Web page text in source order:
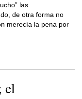
las
de otra forma no
merecía la pena por
el